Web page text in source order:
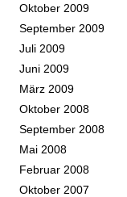
Oktober 2009
September 2009
Juli 2009
Juni 2009
März 2009
Oktober 2008
September 2008
Mai 2008
Februar 2008
Oktober 2007